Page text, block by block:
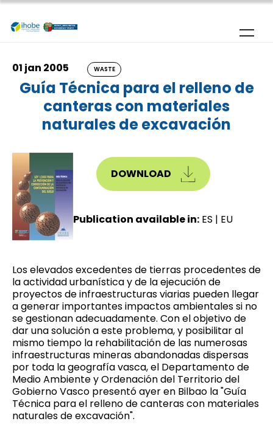
Skip to main content
01 jan 2005 WASTE
Guía Técnica para el relleno de
canteras con materiales
naturales de excavación
DOWNLOAD
Publication available in: ES | EU
Los elevados excedentes de tierras procedentes de
la actividad urbanística y de la ejecución de
proyectos de infraestructuras viarias pueden llegar
a generar importantes impactos ambientales si no
se gestionan adecuadamente. Con el objetivo de
dar una solución a este problema, y posibilitar al
mismo tiempo la rehabilitación de las numerosas
infraestructuras mineras abandonadas dispersas
por toda la geografía vasca, el Departamento de
Medio Ambiente y Ordenación del Territorio del
Gobierno Vasco presentó ayer en Bilbao la "Guía
Técnica para el relleno de canteras con materiales
naturales de excavación".